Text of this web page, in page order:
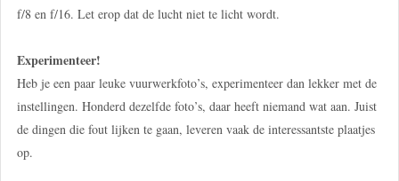
f/8 en f/16. Let erop dat de lucht niet te licht wordt.
Experimenteer!
Heb je een paar leuke vuurwerkfoto’s, experimenteer dan lekker met de
instellingen. Honderd dezelfde foto’s, daar heeft niemand wat aan. Juist
de dingen die fout lijken te gaan, leveren vaak de interessantste plaatjes
op.